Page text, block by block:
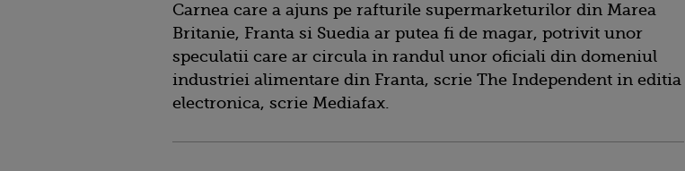
Carnea care a ajuns pe rafturile supermarketurilor din Marea
Britanie, Franta si Suedia ar putea fi de magar, potrivit unor
speculatii care ar circula in randul unor oficiali din domeniul
industriei alimentare din Franta, scrie The Independent in editia
electronica, scrie Mediafax.